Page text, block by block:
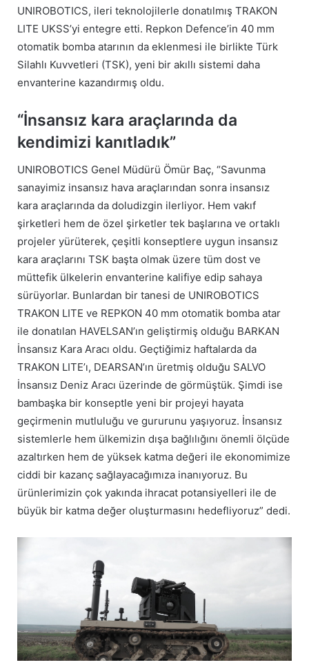
UNIROBOTICS, ileri teknolojilerle donatılmış TRAKON
LITE UKSS’yi entegre etti. Repkon Defence’in 40 mm
otomatik bomba atarının da eklenmesi ile birlikte Türk
Silahlı Kuvvetleri (TSK), yeni bir akıllı sistemi daha
envanterine kazandırmış oldu.
“İnsansız kara araçlarında da
kendimizi kanıtladık”
UNIROBOTICS Genel Müdürü Ömür Baç, “Savunma
sanayimiz insansız hava araçlarından sonra insansız
kara araçlarında da doludizgin ilerliyor. Hem vakıf
şirketleri hem de özel şirketler tek başlarına ve ortaklı
projeler yürüterek, çeşitli konseptlere uygun insansız
kara araçlarını TSK başta olmak üzere tüm dost ve
müttefik ülkelerin envanterine kalifiye edip sahaya
sürüyorlar. Bunlardan bir tanesi de UNIROBOTICS
TRAKON LITE ve REPKON 40 mm otomatik bomba atar
ile donatılan HAVELSAN’ın geliştirmiş olduğu BARKAN
İnsansız Kara Aracı oldu. Geçtiğimiz haftalarda da
TRAKON LITE’ı, DEARSAN’ın üretmiş olduğu SALVO
İnsansız Deniz Aracı üzerinde de görmüştük. Şimdi ise
bambaşka bir konseptle yeni bir projeyi hayata
geçirmenin mutluluğu ve gururunu yaşıyoruz. İnsansız
sistemlerle hem ülkemizin dışa bağlılığını önemli ölçüde
azaltırken hem de yüksek katma değeri ile ekonomimize
ciddi bir kazanç sağlayacağımıza inanıyoruz. Bu
ürünlerimizin çok yakında ihracat potansiyelleri ile de
büyük bir katma değer oluşturmasını hedefliyoruz” dedi.